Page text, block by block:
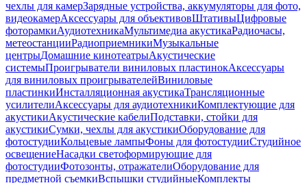
чехлы для камерЗарядные устройства, аккумуляторы для фото,
видеокамерАксессуары для объективовШтативыЦифровые
фоторамкиАудиотехникаМультимедиа акустикаРадиочасы,
метеостанцииРадиоприемникиМузыкальные
центрыДомашние кинотеатрыАкустические
системыПроигрыватели виниловых пластинокАксессуары
для виниловых проигрывателейВиниловые
пластинкиИнсталляционная акустикаТрансляционные
усилителиАксессуары для аудиотехникиКомплектующие для
акустикиАкустические кабелиПодставки, стойки для
акустикиСумки, чехлы для акустикиОборудование для
фотостудииКольцевые лампыФоны для фотостудииСтудийное
освещениеНасадки светоформирующие для
фотостудииФотозонты, отражателиОборудование для
предметной съемкиВспышки студийныеКомплекты